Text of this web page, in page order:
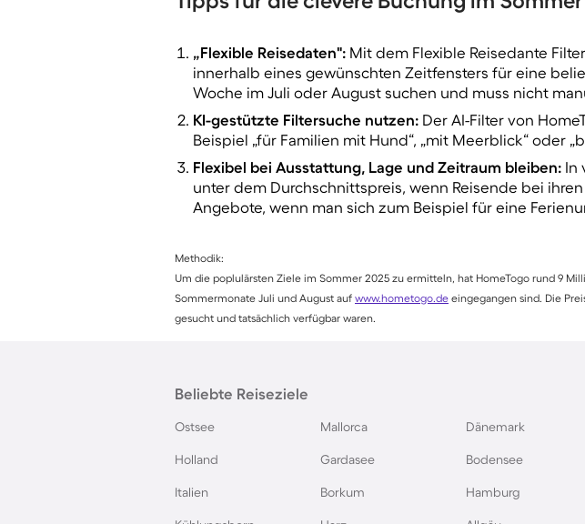
„Flexible Reisedaten": Mit dem Flexible Reisedante
innerhalb eines gewünschten Zeitfensters für eine
Woche im Juli oder August suchen und muss nicht
KI-gestützte Filtersuche nutzen: Der AI-Filter von
Beispiel „für Familien mit Hund“, „mit Meerblick“ oder
Flexibel bei Ausstattung, Lage und Zeitraum bleiben: In
unter dem Durchschnittspreis, wenn Reisende bei
Angebote, wenn man sich zum Beispiel für eine
Methodik:
Um die poplulärsten Ziele im Sommer 2025 zu ermitteln, hat HomeTogo rund 9
Sommermonate Juli und August auf www.hometogo.de eingegangen sind. Die
gesucht und tatsächlich verfügbar waren.
Beliebte Reiseziele
Ostsee Mallorca Dänemark
Holland Gardasee Bodensee
Italien Borkum Hamburg